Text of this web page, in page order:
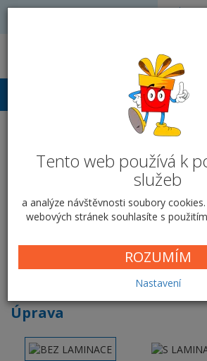
Tento web používá k
služeb
a analýze návštěvnosti soubory
webových stránek souhlasíte s
ROZUMÍM
Nastavení
Volejte:
Přihlášení
Pexeso - 20
Fotohry Pexeso 20 párů /
20 párů / logo
Cena od 79,00 Kč
Úprava